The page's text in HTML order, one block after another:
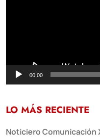
00:00
LO MÁS RECIENTE
Noticiero Comunicación